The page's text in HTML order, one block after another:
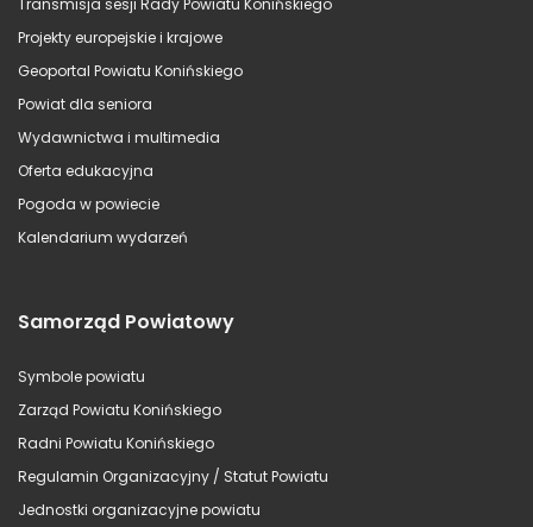
Projekty europejskie i krajowe
Geoportal Powiatu Konińskiego
Powiat dla seniora
Wydawnictwa i multimedia
Oferta edukacyjna
Pogoda w powiecie
Kalendarium wydarzeń
Samorząd Powiatowy
Symbole powiatu
Zarząd Powiatu Konińskiego
Radni Powiatu Konińskiego
Regulamin Organizacyjny / Statut Powiatu
Jednostki organizacyjne powiatu